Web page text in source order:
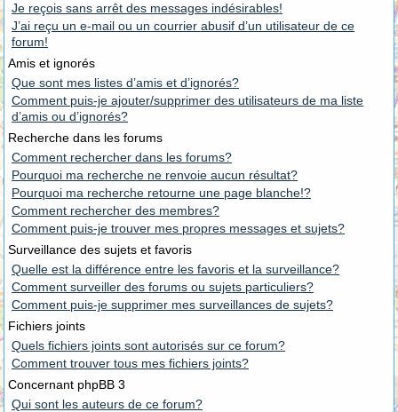
Je reçois sans arrêt des messages indésirables!
J’ai reçu un e-mail ou un courrier abusif d’un utilisateur de ce
forum!
Amis et ignorés
Que sont mes listes d’amis et d’ignorés?
Comment puis-je ajouter/supprimer des utilisateurs de ma liste
d’amis ou d’ignorés?
Recherche dans les forums
Comment rechercher dans les forums?
Pourquoi ma recherche ne renvoie aucun résultat?
Pourquoi ma recherche retourne une page blanche!?
Comment rechercher des membres?
Comment puis-je trouver mes propres messages et sujets?
Surveillance des sujets et favoris
Quelle est la différence entre les favoris et la surveillance?
Comment surveiller des forums ou sujets particuliers?
Comment puis-je supprimer mes surveillances de sujets?
Fichiers joints
Quels fichiers joints sont autorisés sur ce forum?
Comment trouver tous mes fichiers joints?
Concernant phpBB 3
Qui sont les auteurs de ce forum?